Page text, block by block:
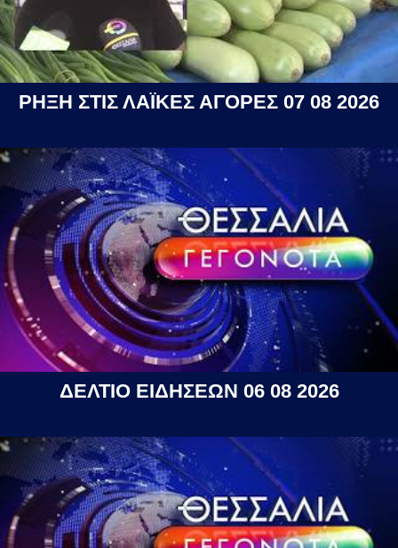
ΡΗΞΗ ΣΤΙΣ ΛΑΪΚΕΣ ΑΓΟΡΕΣ 07 08 2026
ΔΕΛΤΙΟ ΕΙΔΗΣΕΩΝ 06 08 2026